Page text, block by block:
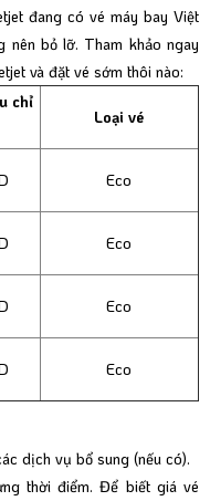
đang có vé máy bay Việt
nên bỏ lỡ. Tham khảo ngay
và đặt vé sớm thôi nào:
chỉ
Loại vé
Eco
Eco
Eco
Eco
dịch vụ bổ sung (nếu có).
thời điểm. Để biết giá vé